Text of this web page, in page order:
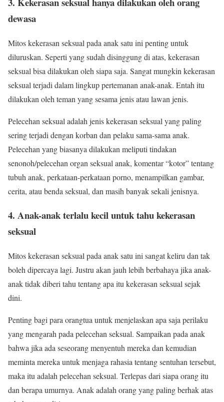
dewasa
Mitos kekerasan seksual pada anak satu ini penting untuk
diluruskan. Seperti yang sudah disinggung di atas, kekerasan
seksual bisa dilakukan oleh siapa saja. Sangat mungkin kekerasan
seksual terjadi dalam lingkup pertemanan anak-anak. Entah itu
dilakukan oleh teman yang sesama jenis atau lawan jenis.
Pelecehan seksual adalah jenis kekerasan seksual yang paling
sering terjadi dengan korban dan pelaku sama-sama anak.
Pelecehan yang biasanya dilakukan meliputi tindakan
senonoh/pelecehan organ seksual anak, komentar “kotor” tentang
tubuh anak, perkataan-perkataan porno, menampilkan gambar,
cerita, atau benda seksual, dan masih banyak sekali jenisnya.
4. Anak-anak terlalu kecil untuk tahu kekerasan
seksual
Mitos kekerasan seksual pada anak satu ini sangat keliru dan tak
boleh dipercaya lagi. Justru akan jauh lebih berbahaya jika anak-
anak tidak diberi tahu tentang apa itu kekerasan seksual sejak
dini.
Penting bagi para orangtua untuk menjelaskan apa saja perilaku
yang mengarah pada pelecehan seksual. Sampaikan pada anak
bahwa jika ada seseorang menyentuh mereka dan kemudian
meminta mereka untuk menjaga rahasia tentang sentuhan tersebut,
maka itu adalah pelecehan seksual. Terlepas dari siapa orang itu
dan berapa umurnya. Anak adalah orang yang paling berhak atas